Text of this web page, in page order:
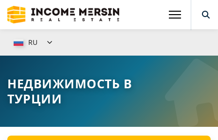
RU
НЕДВИЖИМОСТЬ В
ТУРЦИИ